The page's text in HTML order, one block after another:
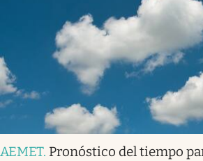
AEMET. Pronóstico del tiempo